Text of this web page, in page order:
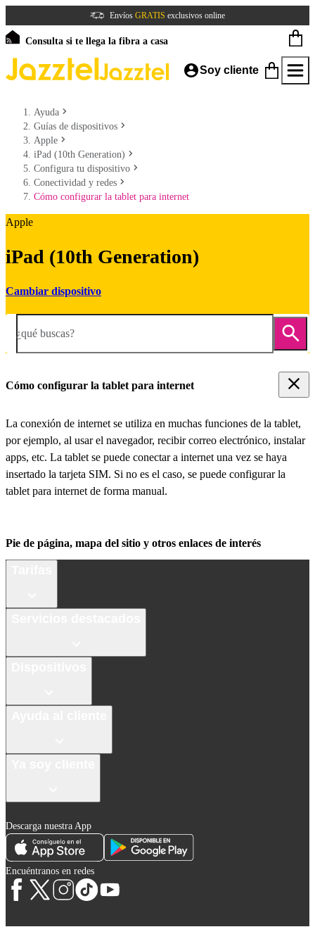
Envíos GRATIS exclusivos online
Consulta si te llega la fibra a casa
Soy cliente
Ayuda
Guías de dispositivos
Apple
iPad (10th Generation)
Configura tu dispositivo
Conectividad y redes
Cómo configurar la tablet para internet
Apple
iPad (10th Generation)
Cambiar dispositivo
¿qué buscas?
Cómo configurar la tablet para internet
La conexión de internet se utiliza en muchas funciones de la tablet,
por ejemplo, al usar el navegador, recibir correo electrónico, instalar
apps, etc. La tablet se puede conectar a internet una vez se haya
insertado la tarjeta SIM. Si no es el caso, se puede configurar la
tablet para internet de forma manual.
Pie de página, mapa del sitio y otros enlaces de interés
Descarga nuestra App
Encuéntranos en redes